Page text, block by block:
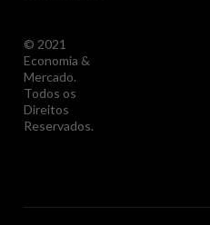
© 2021
Economia &
Mercado.
Todos os
Direitos
Reservados.